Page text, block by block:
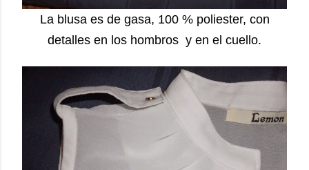
La blusa es de gasa, 100 % poliester, con
detalles en los hombros y en el cuello.